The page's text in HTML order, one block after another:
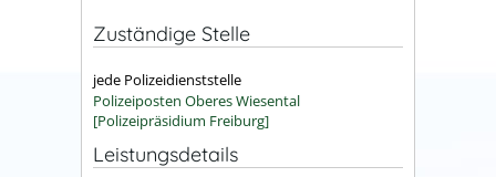
Zuständige Stelle
jede Polizeidienststelle
Polizeiposten Oberes Wiesental
[Polizeipräsidium Freiburg]
Leistungsdetails